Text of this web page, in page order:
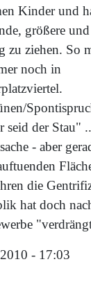
Kinder und
größere
zu ziehen. So
noch in
seid der Stau"
- aber
die
hat doch
- 17:03